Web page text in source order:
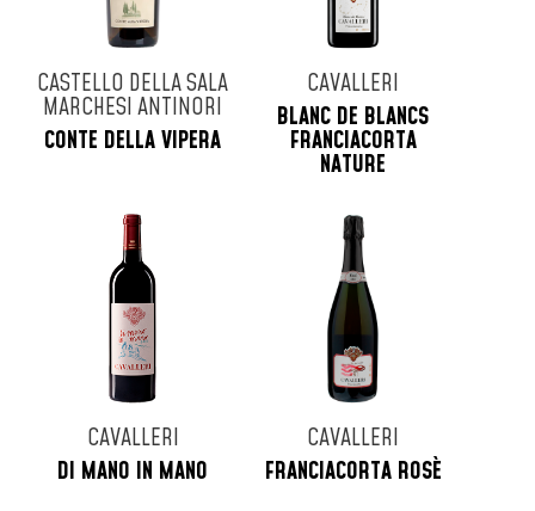
CASTELLO DELLA SALA
MARCHESI ANTINORI
CONTE DELLA VIPERA
CAVALLERI
BLANC DE BLANCS
FRANCIACORTA
NATURE
CAVALLERI
DI MANO IN MANO
CAVALLERI
FRANCIACORTA ROSÈ